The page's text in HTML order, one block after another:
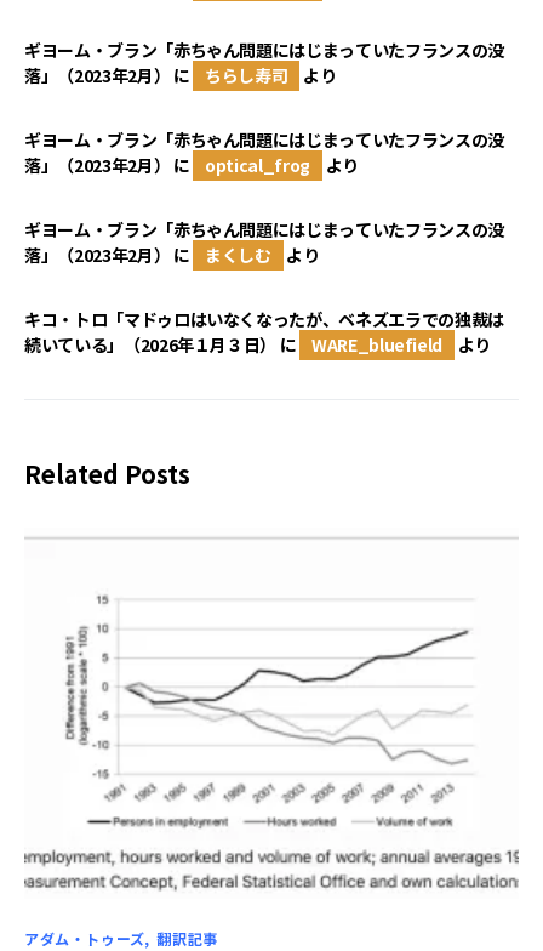
ギヨーム・ブラン「赤ちゃん問題にはじまっていたフランスの没
落」（2023年2月） に ちらし寿司 より
ギヨーム・ブラン「赤ちゃん問題にはじまっていたフランスの没
落」（2023年2月） に optical_frog より
ギヨーム・ブラン「赤ちゃん問題にはじまっていたフランスの没
落」（2023年2月） に まくしむ より
キコ・トロ「マドゥロはいなくなったが、ベネズエラでの独裁は
続いている」（2026年１月３日）
に WARE_bluefield より
Related Posts
アダム・トゥーズ 翻訳記事